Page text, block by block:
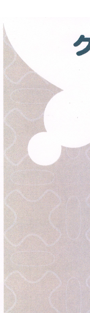
独自のコース
クラブフィッ
全額返金保証
原田メソッド
エゴスキュー
レッスン内容
ゴルフが楽し
短期間での上達
シングルを目
飛距離アップ